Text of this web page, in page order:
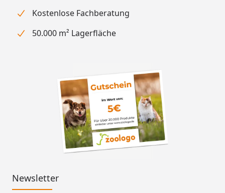
Kostenlose Fachberatung
50.000 m² Lagerfläche
Newsletter